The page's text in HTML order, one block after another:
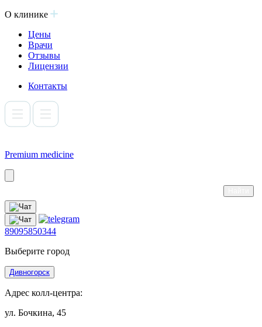
О клинике
Цены
Врачи
Отзывы
Лицензии
Контакты
Premium medicine
89095850344
Выберите город
Дивногорск
Адрес колл-центра:
ул. Бочкина, 45